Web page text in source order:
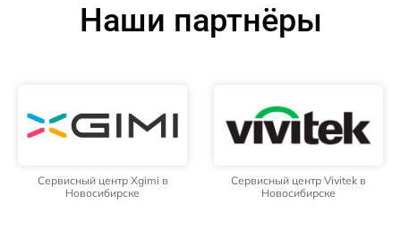
Наши партнёры
Сервисный центр Xgimi в
Новосибирске
Сервисный центр Vivitek в
Новосибирске